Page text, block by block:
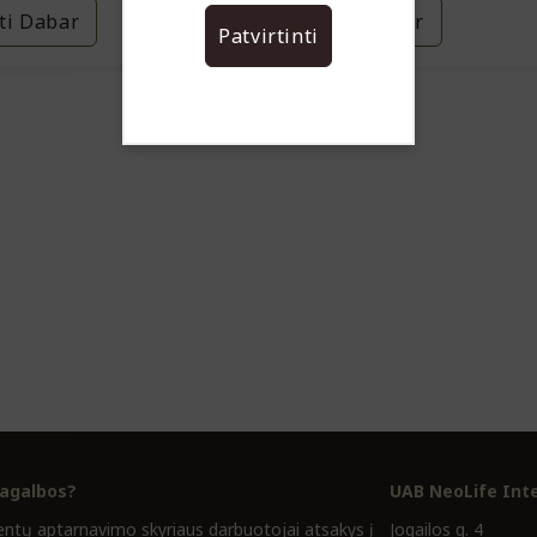
Patvirtinti
Dabar Pirkti Dabar
aptarnavimo skyriaus darbuotojai atsakys į
UAB NeoLife
Jogailos g. 4